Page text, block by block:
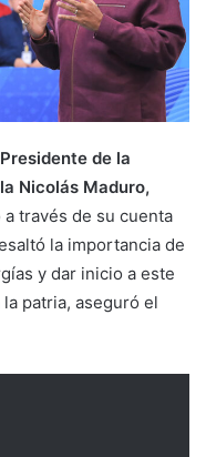
de la
Nicolás Maduro,
través de su cuenta
la importancia de
y dar inicio a este
patria, aseguró el